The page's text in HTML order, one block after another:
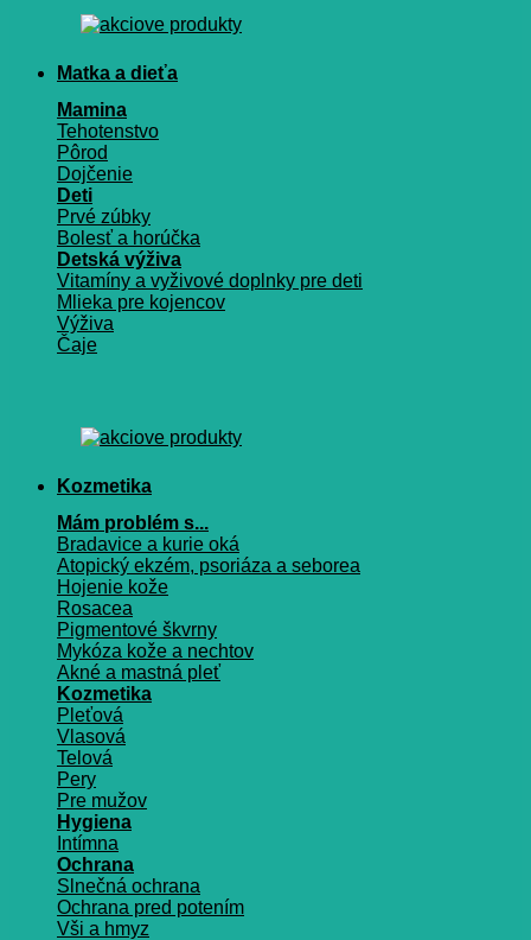
Matka a dieťa
Mamina
Tehotenstvo
Pôrod
Dojčenie
Deti
Prvé zúbky
Bolesť a horúčka
Detská výživa
Vitamíny a vyživové doplnky pre deti
Mlieka pre kojencov
Výživa
Čaje
Kozmetika
Mám problém s...
Bradavice a kurie oká
Atopický ekzém, psoriáza a seborea
Hojenie kože
Rosacea
Pigmentové škvrny
Mykóza kože a nechtov
Akné a mastná pleť
Kozmetika
Pleťová
Vlasová
Telová
Pery
Pre mužov
Hygiena
Intímna
Ochrana
Slnečná ochrana
Ochrana pred potením
Vši a hmyz